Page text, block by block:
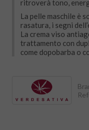
ritroverà tono,
La pelle maschile è
rasatura, i segni
La crema viso
trattamento con
come dopobarba o